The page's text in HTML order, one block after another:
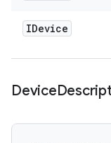
IDevice
Device